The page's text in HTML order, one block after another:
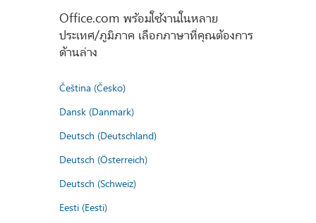
Office.com พร้อมใช้งานในหลาย
ประเทศ/ภูมิภาค เลือกภาษาที่คุณต้องการ
ด้านล่าง
Čeština (Česko)
Dansk (Danmark)
Deutsch (Deutschland)
Deutsch (Österreich)
Deutsch (Schweiz)
Eesti (Eesti)